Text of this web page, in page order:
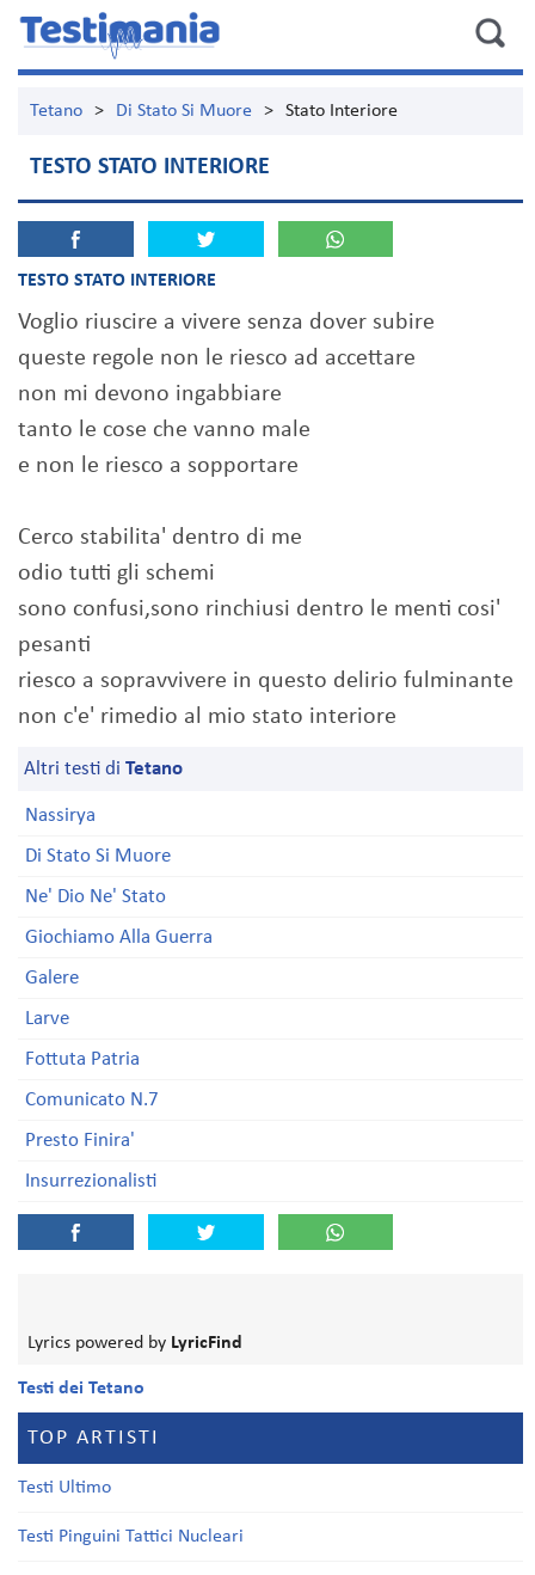
Tetano > Di Stato Si Muore > Stato Interiore
TESTO STATO INTERIORE
TESTO STATO INTERIORE
Voglio riuscire a vivere senza dover subire
queste regole non le riesco ad accettare
non mi devono ingabbiare
tanto le cose che vanno male
e non le riesco a sopportare
Cerco stabilita' dentro di me
odio tutti gli schemi
sono confusi,sono rinchiusi dentro le menti cosi'
pesanti
riesco a sopravvivere in questo delirio fulminante
non c'e' rimedio al mio stato interiore
Altri testi di Tetano
Nassirya
Di Stato Si Muore
Ne' Dio Ne' Stato
Giochiamo Alla Guerra
Galere
Larve
Fottuta Patria
Comunicato N.7
Presto Finira'
Insurrezionalisti
Lyrics powered by LyricFind
Testi dei Tetano
TOP ARTISTI
Testi Ultimo
Testi Pinguini Tattici Nucleari